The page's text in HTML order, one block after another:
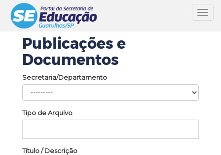
Publicações e
Documentos
Secretaria/Departamento
Tipo de Arquivo
Título / Descrição